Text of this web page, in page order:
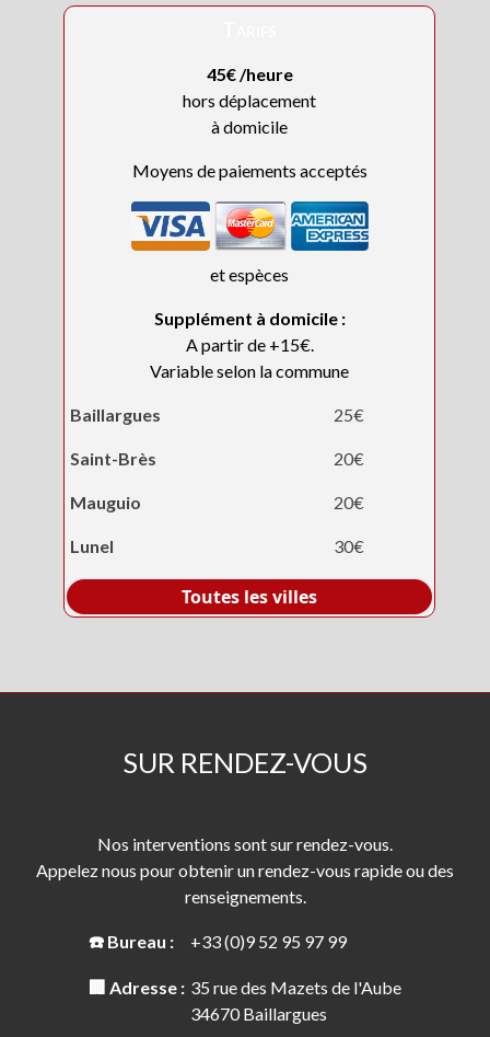
45€ /heure
hors déplacement
à domicile
Moyens de paiements acceptés
et espèces
Supplément à domicile :
A partir de +15€.
Variable selon la commune
Baillargues 25€
Saint-Brès 20€
Mauguio 20€
Lunel 30€
Toutes les villes
SUR RENDEZ-VOUS
Nos interventions sont sur rendez-vous.
Appelez nous pour obtenir un rendez-vous rapide ou des
renseignements.
☎️ Bureau : +33 (0)9 52 95 97 99
🏢 Adresse : 35 rue des Mazets de l'Aube
34670 Baillargues